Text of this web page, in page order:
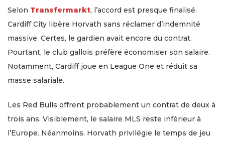
Selon Transfermarkt, l’accord est presque finalisé.
Cardiff City libère Horvath sans réclamer d’indemnité
massive. Certes, le gardien avait encore du contrat.
Pourtant, le club gallois préfère économiser son salaire.
Notamment, Cardiff joue en League One et réduit sa
masse salariale.
Les Red Bulls offrent probablement un contrat de deux à
trois ans. Visiblement, le salaire MLS reste inférieur à
l’Europe. Néanmoins, Horvath privilégie le temps de jeu